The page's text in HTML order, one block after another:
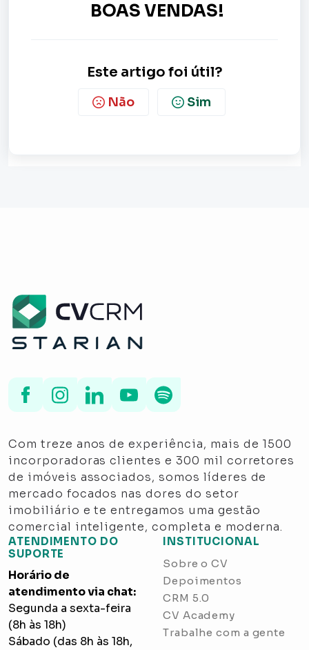
BOAS VENDAS!
Este artigo foi útil?
Não Sim
Com treze anos de experiência, mais de 1500
incorporadoras clientes e 300 mil corretores
de imóveis associados, somos líderes de
mercado focados nas dores do setor
imobiliário e te entregamos uma gestão
comercial inteligente, completa e moderna.
INSTITUCIONAL
Sobre o CV
Depoimentos
CRM 5.0
CV Academy
Trabalhe com a gente
ATENDIMENTO DO
SUPORTE
Horário de
atendimento via chat:
Segunda a sexta-feira
(8h às 18h)
Sábado (das 8h às 18h,